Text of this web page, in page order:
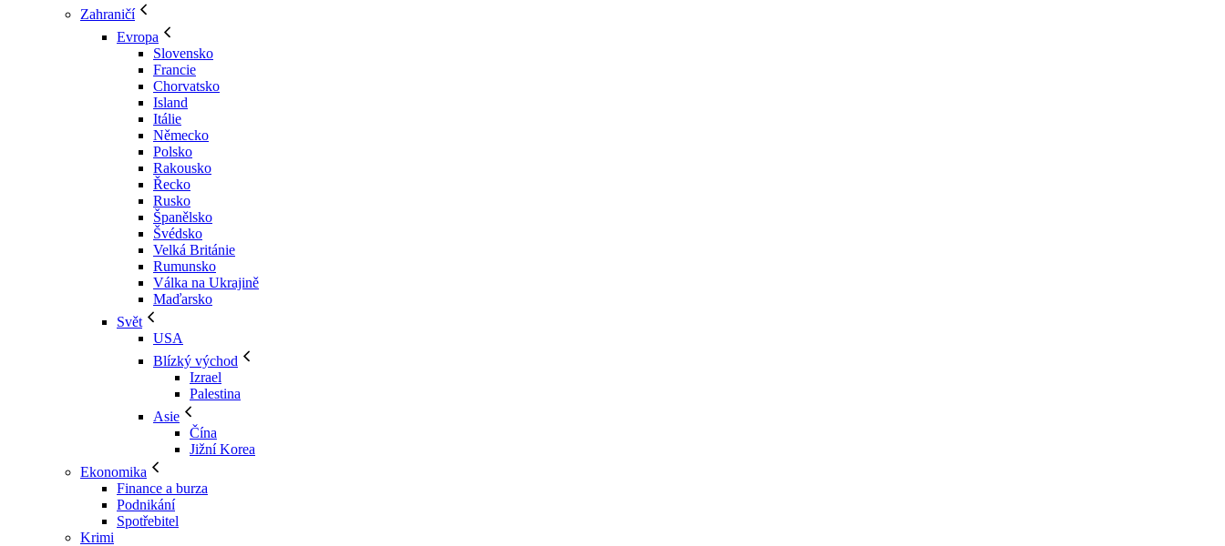
Zahraničí
Evropa
Slovensko
Francie
Chorvatsko
Island
Itálie
Německo
Polsko
Rakousko
Řecko
Rusko
Španělsko
Švédsko
Velká Británie
Rumunsko
Válka na Ukrajině
Maďarsko
Svět
USA
Blízký východ
Izrael
Palestina
Asie
Čína
Jižní Korea
Ekonomika
Finance a burza
Podnikání
Spotřebitel
Krimi